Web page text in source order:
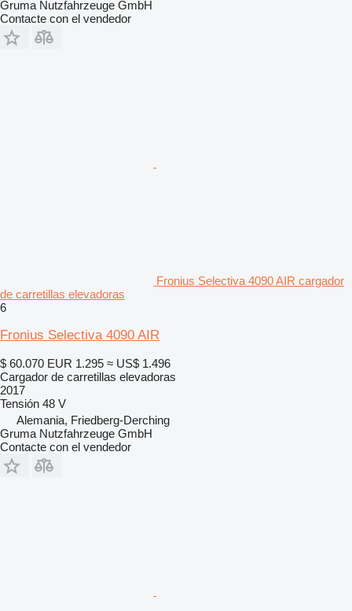
Gruma Nutzfahrzeuge GmbH
Contacte con el vendedor
Fronius Selectiva 4090 AIR cargador
de carretillas elevadoras
6
Fronius Selectiva 4090 AIR
$ 60.070 EUR 1.295 ≈ US$ 1.496
Cargador de carretillas elevadoras
2017
Tensión 48 V
Alemania, Friedberg-Derching
Gruma Nutzfahrzeuge GmbH
Contacte con el vendedor